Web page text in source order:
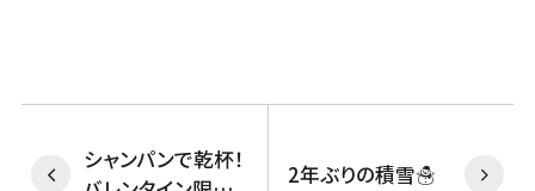
シャンパンで乾杯！
2年ぶりの積雪☃